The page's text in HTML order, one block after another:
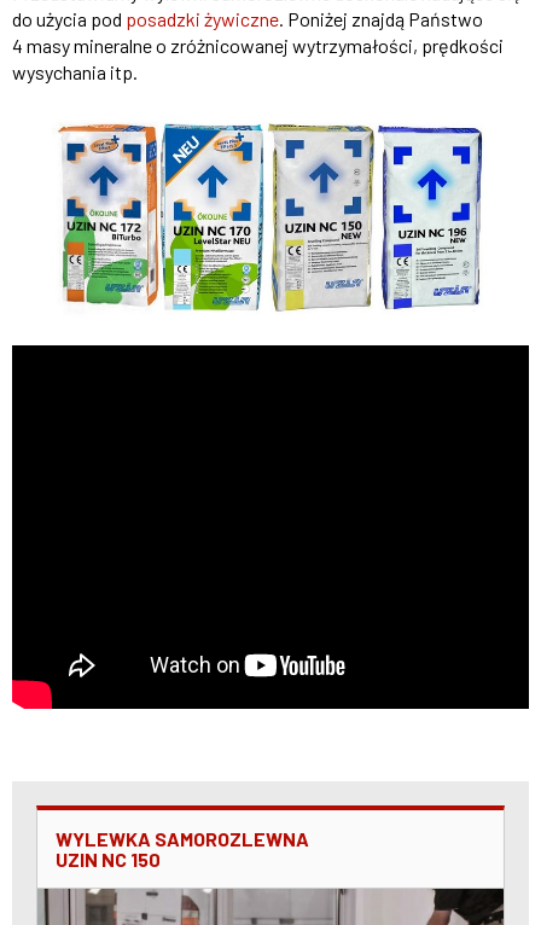
do użycia pod posadzki żywiczne . Poniżej znajdą Państwo
4 masy mineralne o zróżnicowanej wytrzymałości, prędkości
wysychania itp.
WYLEWKA SAMOROZLEWNA
UZIN NC 150